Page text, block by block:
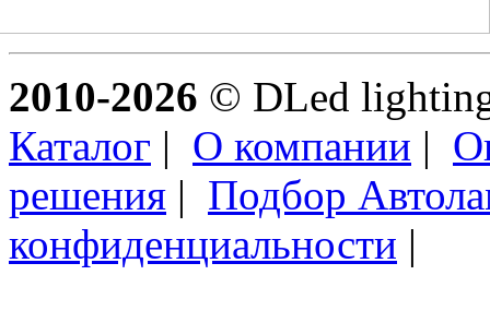
2010-2026 © DLed
Каталог | О компании |
решения | Подбор
конфиденциальности |